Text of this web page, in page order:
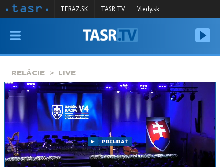
VYSIELANIE
SPRAVODAJSTVO
KONTAKT
ARCHÍV
TERAZ.SK TASR TV Vtedy.sk
RELÁCIE LIVE
PREHRAŤ